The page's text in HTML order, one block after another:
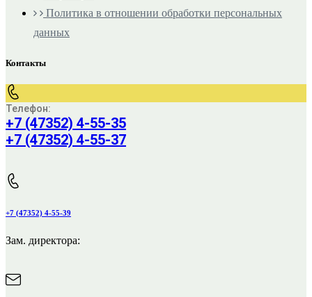
Политика в отношении обработки персональных
данных
Контакты
Телефон:
+7 (47352) 4-55-35
+7 (47352) 4-55-37
+7 (47352) 4-55-39
Зам. директора: